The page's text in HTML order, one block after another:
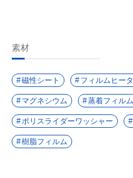
素材
磁性シート フィルムヒー
マグネシウム 蒸着フィルム
ポリスライダーワッシャー
樹脂フィルム